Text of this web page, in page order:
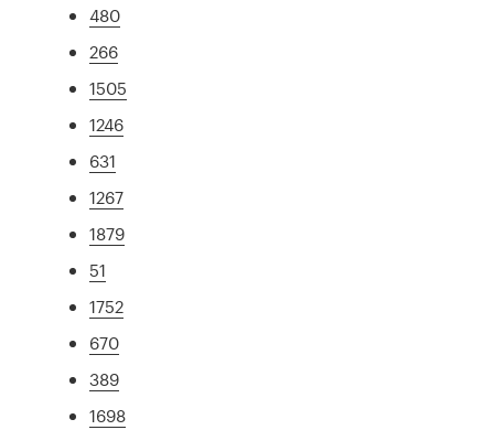
480
266
1505
1246
631
1267
1879
51
1752
670
389
1698